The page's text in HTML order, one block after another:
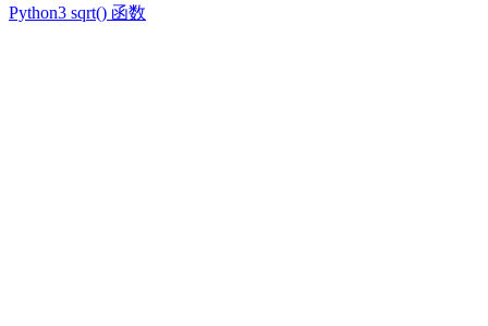
Python3 sqrt() 函数